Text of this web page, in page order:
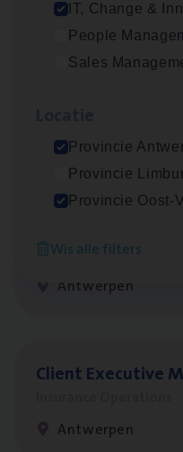
IT, Change &
People
Sales
Provincie
Provincie
Provincie Oost-
Wis alle filters
Advisor/​
Beveren
Claims Management
Antwerpen
Client Exe­cu­ti­ve
Antwerpen